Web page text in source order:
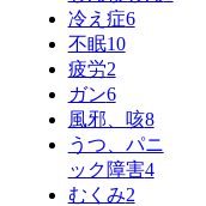
冷え症6
不眠10
疲労2
ガン6
風邪、咳8
うつ、パニ
ック障害4
むくみ2